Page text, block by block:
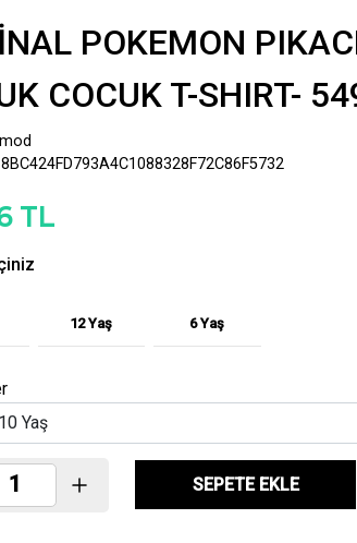
POKEMON
COCUK T-SHIRT-
8BC424FD793A4C1088328F72C86F5732
TL
12 Yaş 6 Yaş
SEPETE EKLE